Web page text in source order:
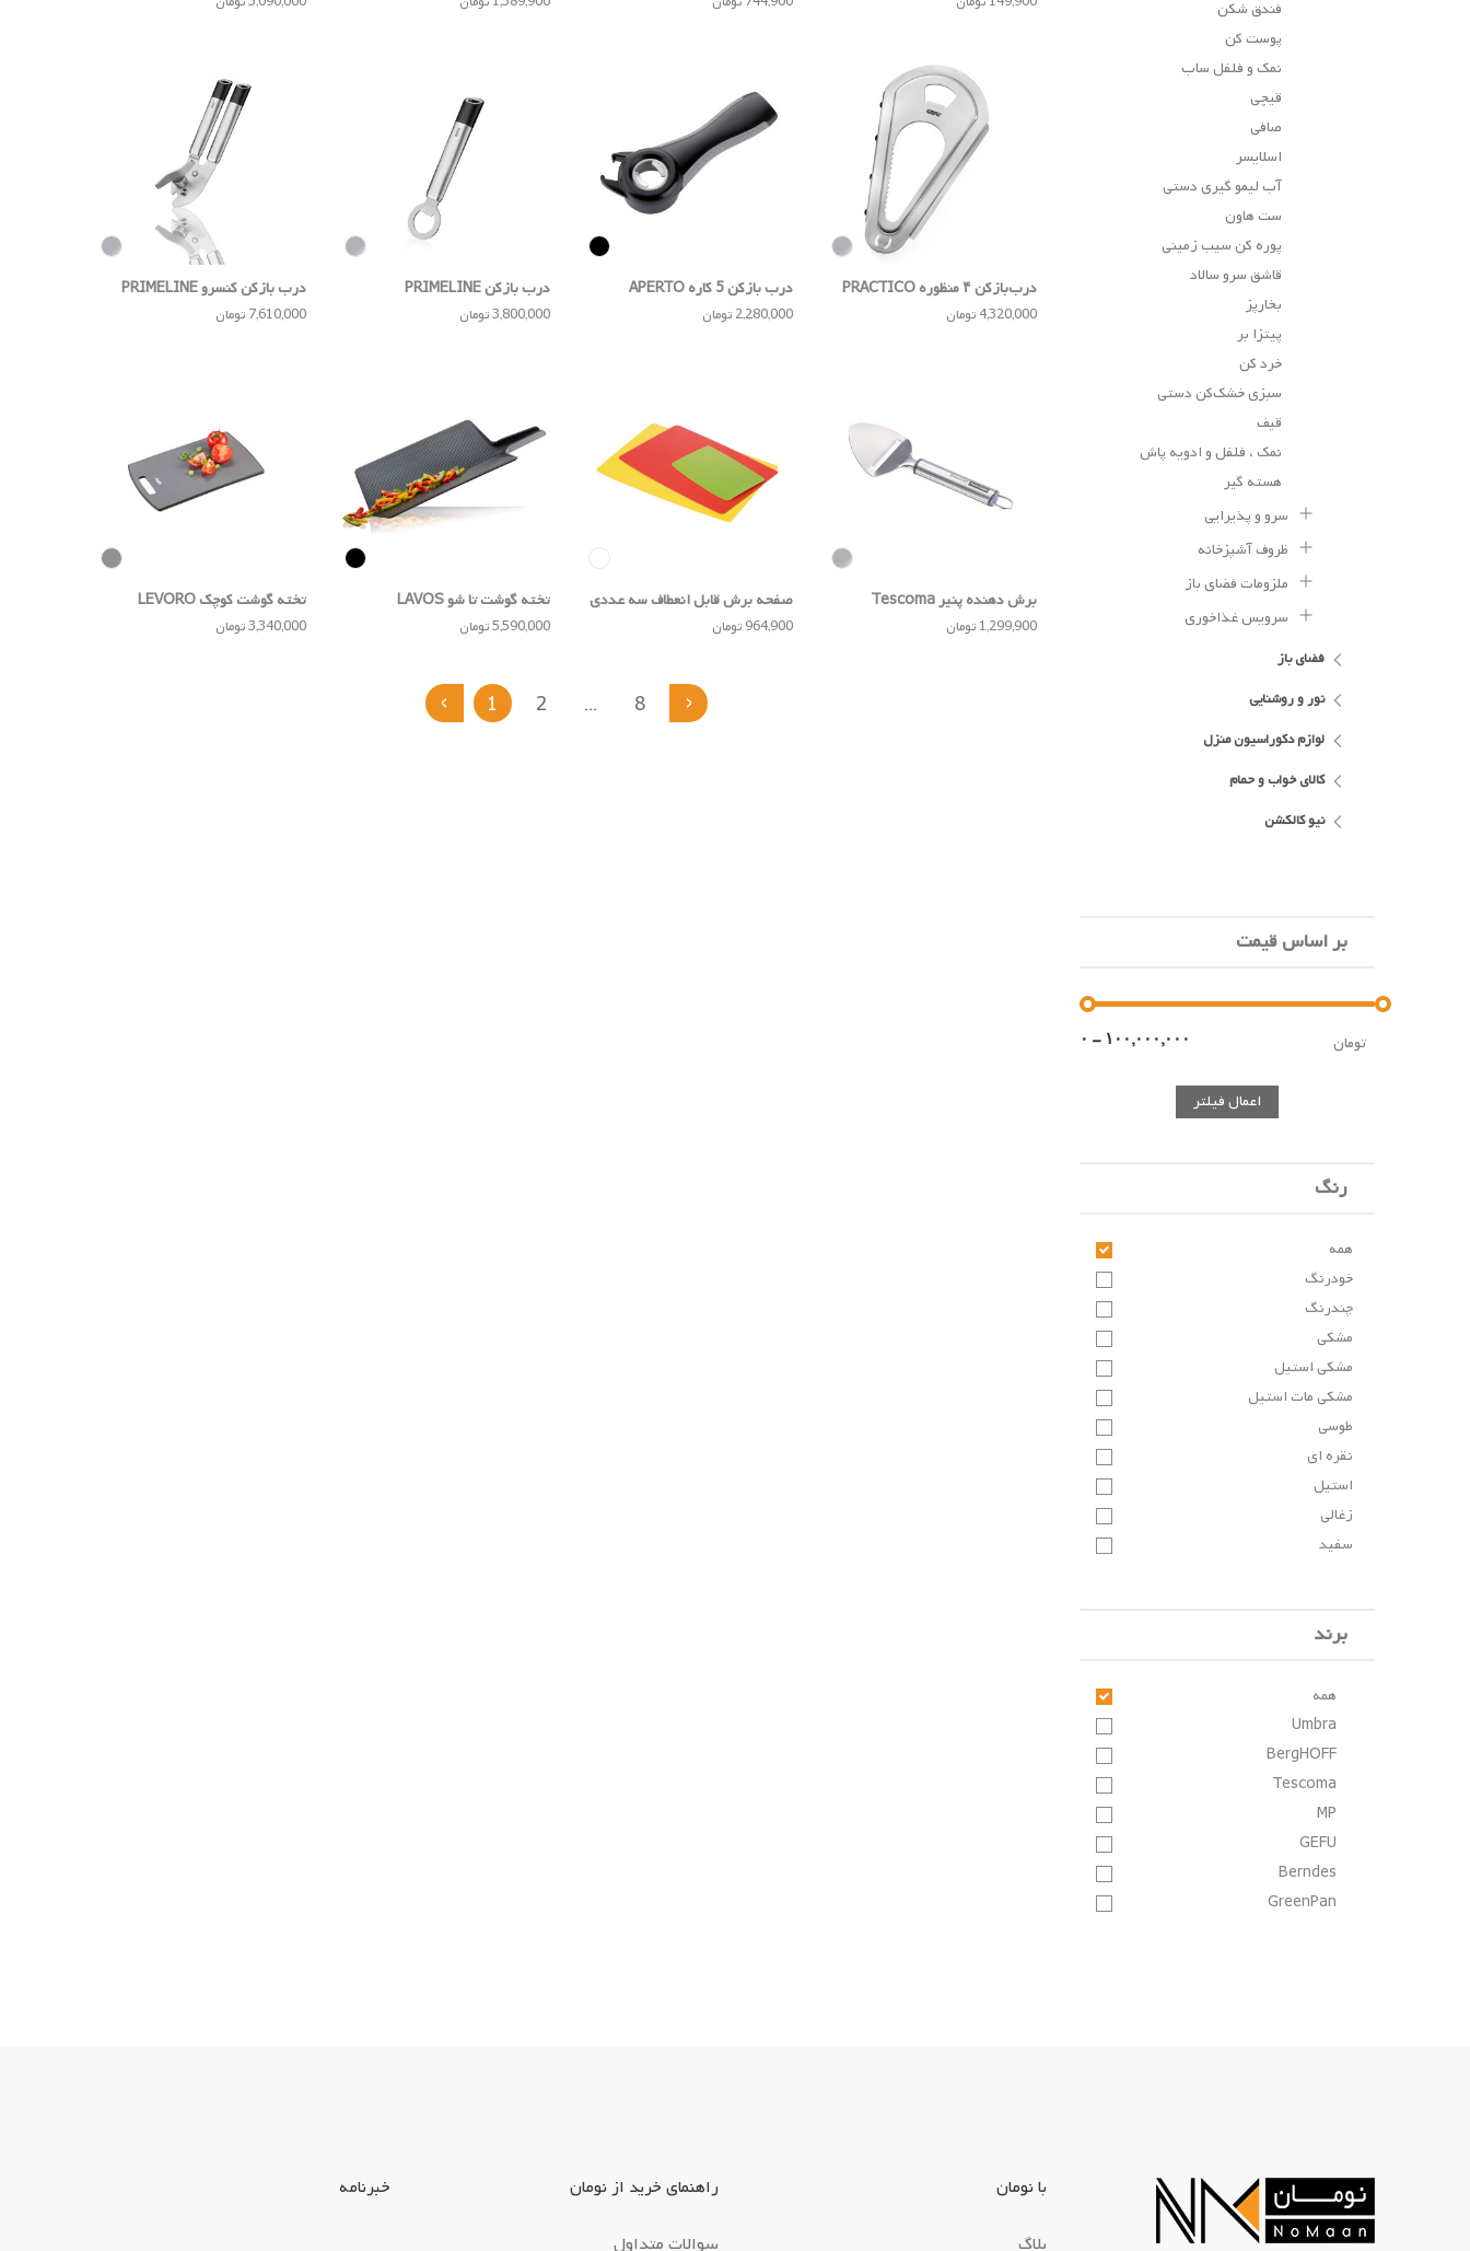
درب‌باز‌کن ۴ منظوره PRACTICO
4,320,000 تومان
درب بازکن 5 کاره APERTO
2,280,000 تومان
درب بازکن PRIMELINE
3,800,000 تومان
درب بازکن کنسرو PRIMELINE
7,610,000 تومان
برش دهنده پنیر Tescoma
1,299,900 تومان
صفحه برش قابل انعطاف سه عددی
Tescoma
964,900 تومان
تخته گوشت تا شو LAVOS
5,590,000 تومان
تخته گوشت کوچک LEVORO
3,340,000 تومان
‹ 1 2 ... 8 ›
فندق شکن
پوست کن
نمک و فلفل ساب
قیچی
صافی
اسلایسر
آب لیمو گیری دستی
ست هاون
پوره کن سیب زمینی
قاشق سرو سالاد
بخارپز
پیتزا بر
خرد کن
سبزی خشک‌کن دستی
قیف
نمک ، فلفل و ادویه پاش
هسته گیر
سرو و پذیرایی
ظروف آشپزخانه
ملزومات فضای باز
سرویس غذاخوری
فضای باز
نور و روشنایی
لوازم دکوراسیون منزل
کالای خواب و حمام
نیو کالکشن
بر اساس قیمت
تومان
اعمال فیلتر
رنگ
همه
خودرنگ
چندرنگ
مشکی
مشکی استیل
مشکی مات استیل
طوسی
نقره ای
استیل
زغالی
سفید
سفید نارنجی
سبز
سبز روشن مات
سبز قرمز
قرمز
قهوه ای
کرم
صورتی
خاکستری
برند
همه
Umbra
BergHOFF
Tescoma
MP
GEFU
Berndes
GreenPan
خبرنامه راهنمای خرید از نومان
سوالات متداول
با نومان
بلاگ